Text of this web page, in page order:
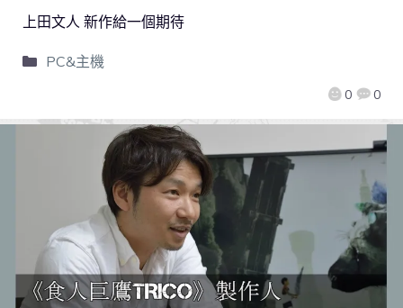
0 0
上田文人 新作給一個期待
PC&主機